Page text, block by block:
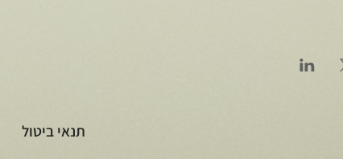
תנאי ביטול